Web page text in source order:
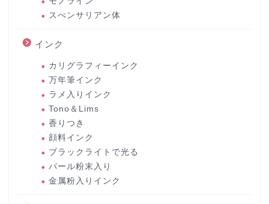
スぺンサリアン体
インク
カリグラフィーインク
万年筆インク
ラメ入りインク
Tono＆Lims
香りつき
顔料インク
ブラックライトで光る
パール粉末入り
金属粉入りインク